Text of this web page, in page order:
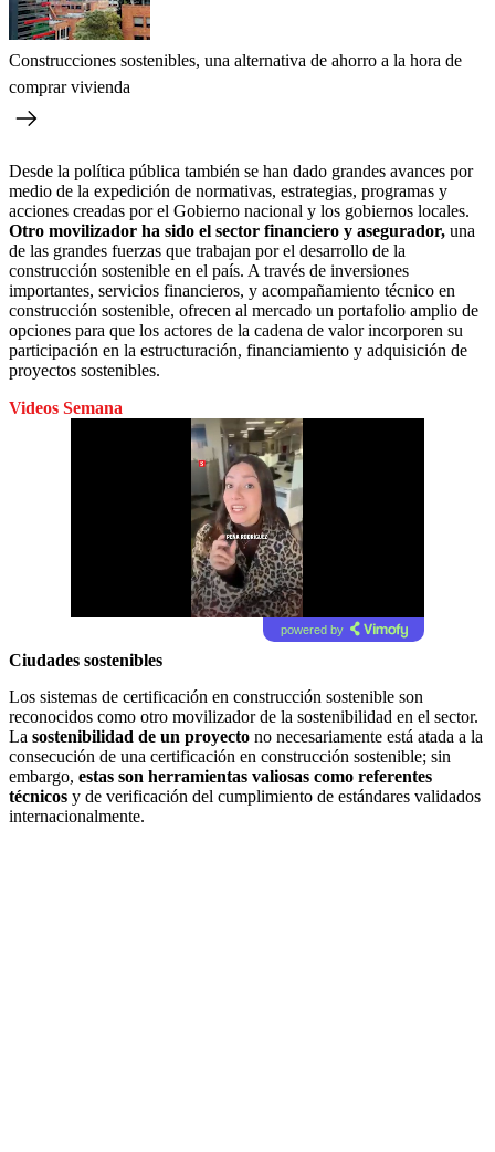
Construcciones sostenibles, una alternativa de ahorro a la hora de
comprar vivienda
Desde la política pública también se han dado grandes avances por
medio de la expedición de normativas, estrategias, programas y
acciones creadas por el Gobierno nacional y los gobiernos locales.
Otro movilizador ha sido el sector financiero y asegurador, una
de las grandes fuerzas que trabajan por el desarrollo de la
construcción sostenible en el país. A través de inversiones
importantes, servicios financieros, y acompañamiento técnico en
construcción sostenible, ofrecen al mercado un portafolio amplio de
opciones para que los actores de la cadena de valor incorporen su
participación en la estructuración, financiamiento y adquisición de
proyectos sostenibles.
Videos Semana
powered by
Ciudades sostenibles
Los sistemas de certificación en construcción sostenible son
reconocidos como otro movilizador de la sostenibilidad en el sector.
La sostenibilidad de un proyecto no necesariamente está atada a la
consecución de una certificación en construcción sostenible; sin
embargo, estas son herramientas valiosas como referentes
técnicos y de verificación del cumplimiento de estándares validados
internacionalmente.